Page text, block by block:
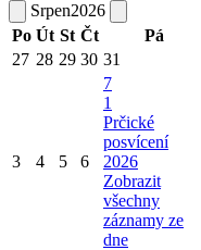
Srpen2026
Po Út St Čt Pá
27 28 29 30 31
3 4 5 6
7
1
Prčické
posvícení
2026
Zobrazit
všechny
záznamy ze
dne